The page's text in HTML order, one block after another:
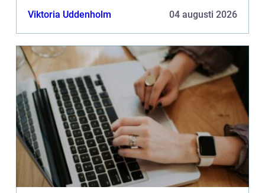
Viktoria Uddenholm 04 augusti 2026